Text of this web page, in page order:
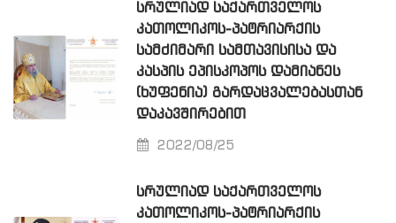
ᲡᲠᲣᲚᲘᲐᲓ ᲡᲐᲥᲐᲠᲗᲕᲔᲚᲝᲡ
ᲙᲐᲗᲝᲚᲘᲙᲝᲡ-ᲞᲐᲢᲠᲘᲐᲠᲥᲘᲡ
ᲡᲐᲛᲫᲘᲛᲐᲠᲘ ᲡᲐᲛᲗᲐᲕᲘᲡᲘᲡᲐ ᲓᲐ
ᲙᲐᲡᲞᲘᲡ ᲔᲞᲘᲡᲙᲝᲞᲝᲡ ᲓᲐᲛᲘᲐᲜᲔᲡ
(ᲮᲣᲤᲔᲜᲘᲐ) ᲒᲐᲠᲓᲐᲪᲕᲐᲚᲔᲑᲐᲡᲗᲐᲜ
ᲓᲐᲙᲐᲕᲨᲘᲠᲔᲑᲘᲗ
2022/08/25
ᲡᲠᲣᲚᲘᲐᲓ ᲡᲐᲥᲐᲠᲗᲕᲔᲚᲝᲡ
ᲙᲐᲗᲝᲚᲘᲙᲝᲡ-ᲞᲐᲢᲠᲘᲐᲠᲥᲘᲡ